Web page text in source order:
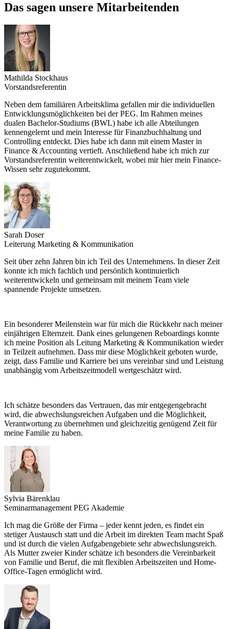
Das sagen unsere Mitarbeitenden
Mathilda Stockhaus
Vorstandsreferentin
Neben dem familiären Arbeitsklima gefallen mir die individuellen
Entwicklungsmöglichkeiten bei der PEG. Im Rahmen meines
dualen Bachelor-Studiums (BWL) habe ich alle Abteilungen
kennengelernt und mein Interesse für Finanzbuchhaltung und
Controlling entdeckt. Dies habe ich dann mit einem Master in
Finance & Accounting vertieft. Anschließend habe ich mich zur
Vorstandsreferentin weiterentwickelt, wobei mir hier mein Finance-
Wissen sehr zugutekommt.
Sarah Doser
Leiterung Marketing & Kommunikation
Seit über zehn Jahren bin ich Teil des Unternehmens. In dieser Zeit
konnte ich mich fachlich und persönlich kontinuierlich
weiterentwickeln und gemeinsam mit meinem Team viele
spannende Projekte umsetzen.
Ein besonderer Meilenstein war für mich die Rückkehr nach meiner
einjährigen Elternzeit. Dank eines gelungenen Reboardings konnte
ich meine Position als Leitung Marketing & Kommunikation wieder
in Teilzeit aufnehmen. Dass mir diese Möglichkeit geboten wurde,
zeigt, dass Familie und Karriere bei uns vereinbar sind und Leistung
unabhängig vom Arbeitszeitmodell wertgeschätzt wird.
Ich schätze besonders das Vertrauen, das mir entgegengebracht
wird, die abwechslungsreichen Aufgaben und die Möglichkeit,
Verantwortung zu übernehmen und gleichzeitig genügend Zeit für
meine Familie zu haben.
Sylvia Bärenklau
Seminarmanagement PEG Akademie
Ich mag die Größe der Firma – jeder kennt jeden, es findet ein
stetiger Austausch statt und die Arbeit im direkten Team macht Spaß
und ist durch die vielen Aufgabengebiete sehr abwechslungsreich.
Als Mutter zweier Kinder schätze ich besonders die Vereinbarkeit
von Familie und Beruf, die mit flexiblen Arbeitszeiten und Home-
Office-Tagen ermöglicht wird.